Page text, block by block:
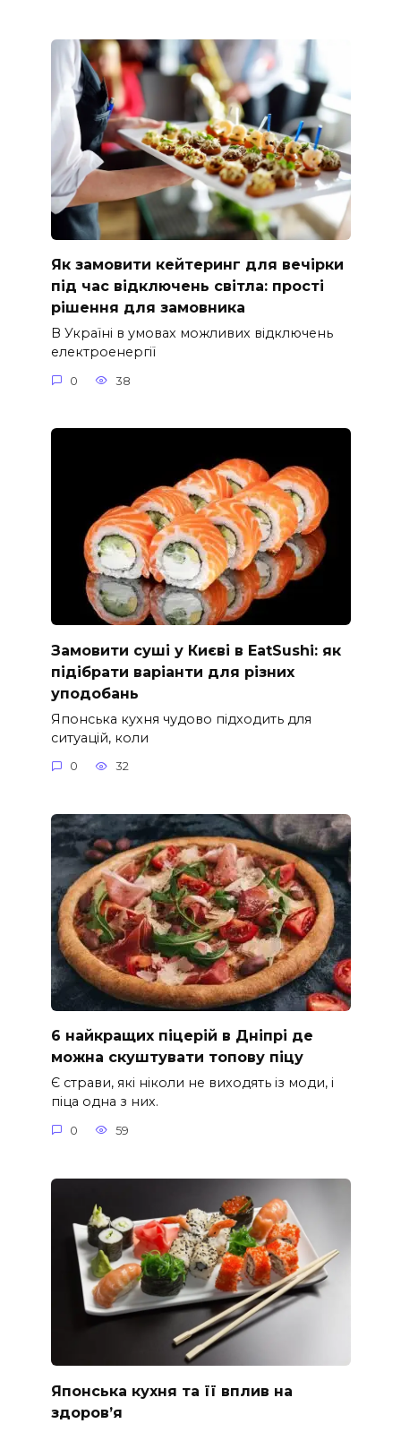
Як замовити кейтеринг для вечірки
під час відключень світла: прості
рішення для замовника
В Україні в умовах можливих відключень
електроенергії
0 38
Замовити суші у Києві в EatSushi: як
підібрати варіанти для різних
уподобань
Японська кухня чудово підходить для
ситуацій, коли
0 32
6 найкращих піцерій в Дніпрі де
можна скуштувати топову піцу
Є страви, які ніколи не виходять із моди, і
піца одна з них.
0 59
Японська кухня та її вплив на
здоров’я